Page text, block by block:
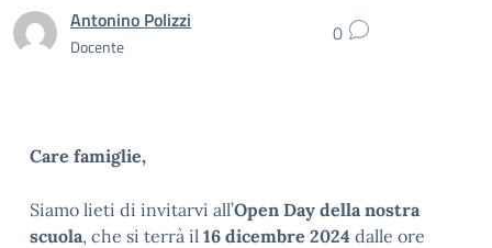
Antonino Polizzi
Docente 0
Care famiglie,
Siamo lieti di invitarvi all’Open Day della nostra
scuola, che si terrà il 16 dicembre 2024 dalle ore